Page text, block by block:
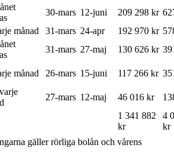
30-mars 12-juni 209 298 kr
månad 31-mars 24-apr 192 970 kr
31-mars 27-maj 130 626 kr
månad 26-mars 15-juni 117 266 kr
27-mars 12-maj 46 016 kr
1 341 882
kr
4
kr
gäller rörliga bolån och vårens